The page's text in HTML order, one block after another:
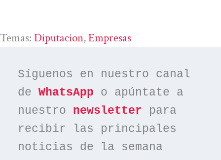
Temas: Diputacion, Empresas
Síguenos en nuestro canal
de WhatsApp o apúntate a
nuestro newsletter para
recibir las principales
noticias de la semana